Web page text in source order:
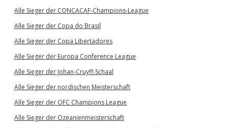
Alle Sieger der CONCACAF-Champions-League
Alle Sieger der Copa do Brasil
Alle Sieger der Copa Libertadores
Alle Sieger der Europa Conference League
Alle Sieger der Johan-Cruyff-Schaal
Alle Sieger der nordischen Meisterschaft
Alle Sieger der OFC Champions League
Alle Sieger der Ozeanienmeisterschaft